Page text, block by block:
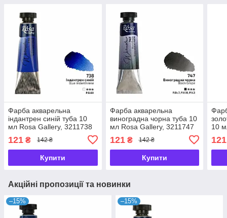
Фарба акварельна
індантрен синій туба 10
мл Rosa Gallery, 3211738
121 ₴ 142 ₴
Купити
Фарба акварельна
виноградна чорна туба 10
мл Rosa Gallery, 3211747
121₴ 142 ₴
Купити
10
121
Акційні пропозиції та новинки
–15% –15%